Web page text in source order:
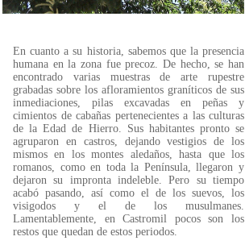
En cuanto a su historia, sabemos que la presencia
humana en la zona fue precoz. De hecho, se han
encontrado varias muestras de arte rupestre
grabadas sobre los afloramientos graníticos de sus
inmediaciones, pilas excavadas en peñas y
cimientos de cabañas pertenecientes a las culturas
de la Edad de Hierro. Sus habitantes pronto se
agruparon en castros, dejando vestigios de los
mismos en los montes aledaños, hasta que los
romanos, como en toda la Península, llegaron y
dejaron su impronta indeleble. Pero su tiempo
acabó pasando, así como el de los suevos, los
visigodos y el de los musulmanes.
Lamentablemente, en Castromil pocos son los
restos que quedan de estos periodos.